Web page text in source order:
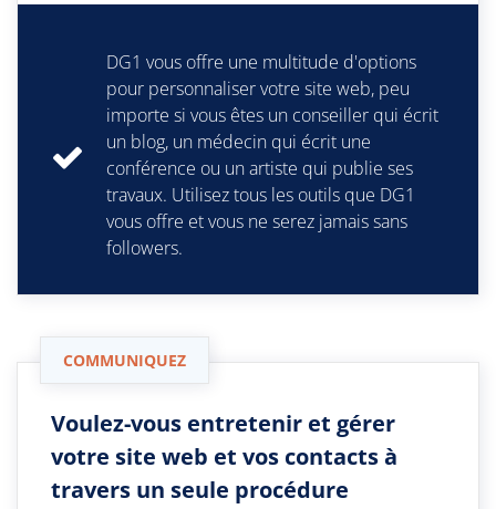
DG1 vous offre une multitude d'options
pour personnaliser votre site web, peu
importe si vous êtes un conseiller qui écrit
un blog, un médecin qui écrit une
conférence ou un artiste qui publie ses
travaux. Utilisez tous les outils que DG1
vous offre et vous ne serez jamais sans
followers.
Voulez-vous entretenir et gérer
votre site web et vos contacts à
travers un seule procédure
COMMUNIQUEZ